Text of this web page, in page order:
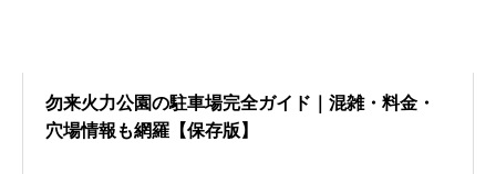
勿来火力公園の駐車場完全ガイド｜混雑・料金・
穴場情報も網羅【保存版】